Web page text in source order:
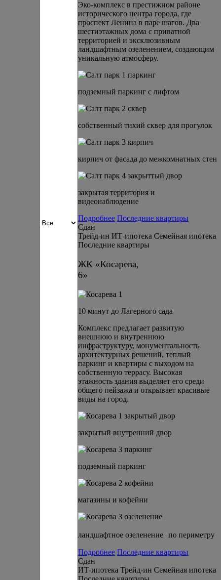
Эко-комплекс в престижном районе
исторического центра города, где
проспект Ленина в паре шагов. Два
шестиэтажных дома с приватной
территорией и эксклюзивным
ландшафтным озеленением, создающим
уникальную атмосферу.
подземный паркинг с лифтом
cобственный тихий сквер для прогулок
кирпич от фасада до межкомнатных стен
закрытая территория и
видеонаблюдение
Подробнее Последние квартиры
Сдан
Трейд-ин ИТ-ипотека Семейная ипотека
Последние квартиры
ЖК «Косарева,
6»
10 минут до Лагерного сада
Комплекс предлагает развитую
внешнюю и внутреннюю
инфраструктуру, монументальность
архитектурных решений, теплый
паркинг и квартиры с выходом на
собственную террасу. Высокая
этажность здания выделяет его среди
общего пейзажа и открывает красивые
виды на город.
закрытый внутренний двор
подземный паркинг
магазины и кофейни
ландшафтное озеленение по периметру
Подробнее Последние квартиры
Сдан
ИТ-ипотека Трейд-ин Семейная ипотека